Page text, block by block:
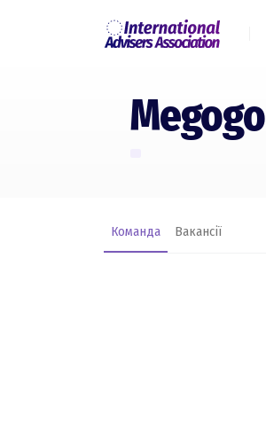
Megogo
Команда Вакансії